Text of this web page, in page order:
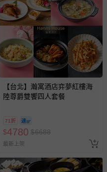
【台北】瀚寓酒店弈夢紅樓海
陸尊爵雙饗四人套餐
71折
$4780 $6688
最新上架